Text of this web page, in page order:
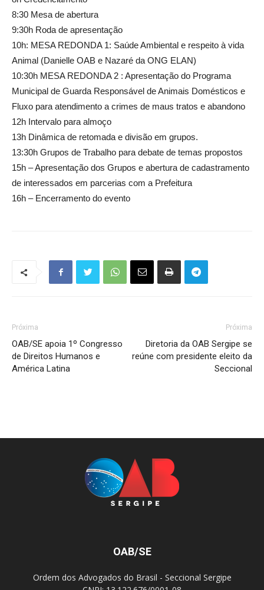
8:30 Mesa de abertura
9:30h Roda de apresentação
10h: MESA REDONDA 1: Saúde Ambiental e respeito à vida
Animal (Danielle OAB e Nazaré da ONG ELAN)
10:30h MESA REDONDA 2 : Apresentação do Programa
Municipal de Guarda Responsável de Animais Domésticos e
Fluxo para atendimento a crimes de maus tratos e abandono
12h Intervalo para almoço
13h Dinâmica de retomada e divisão em grupos.
13:30h Grupos de Trabalho para debate de temas propostos
15h – Apresentação dos Grupos e abertura de cadastramento
de interessados em parcerias com a Prefeitura
16h – Encerramento do evento
Próxima
OAB/SE apoia 1º Congresso
de Direitos Humanos e
América Latina
Próxima
Diretoria da OAB Sergipe se
reúne com presidente eleito da
Seccional
OAB/SE
Ordem dos Advogados do Brasil - Seccional Sergipe